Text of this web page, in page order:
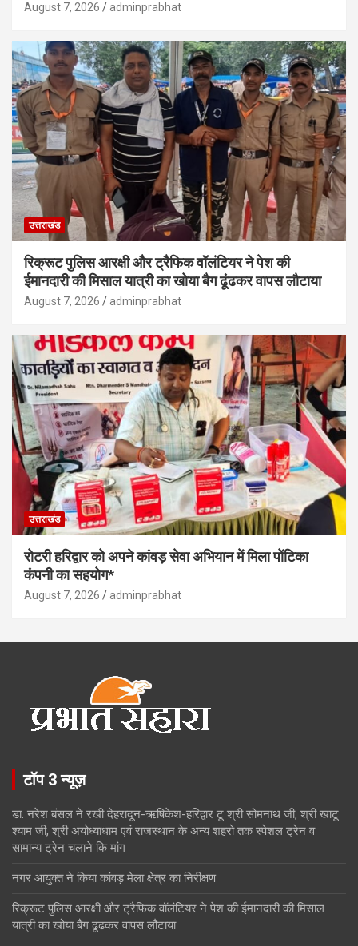
August 7, 2026 adminprabhat
उत्तराखंड
रिक्रूट पुलिस आरक्षी और ट्रैफिक वॉलंटियर ने पेश की
ईमानदारी की मिसाल यात्री का खोया बैग ढूंढकर वापस लौटाया
August 7, 2026 adminprabhat
उत्तराखंड
रोटरी हरिद्वार को अपने कांवड़ सेवा अभियान में मिला पोंटिका
कंपनी का सहयोग*
August 7, 2026 adminprabhat
टॉप 3 न्यूज़
डा. नरेश बंसल ने रखी देहरादून-ऋषिकेश-हरिद्वार टू श्री सोमनाथ जी, श्री खाटू
श्याम जी, श्री अयोध्याधाम एवं राजस्थान के अन्य शहरो तक स्पेशल ट्रेन व
सामान्य ट्रेन चलाने कि मांग
नगर आयुक्त ने किया कांवड़ मेला क्षेत्र का निरीक्षण
रिक्रूट पुलिस आरक्षी और ट्रैफिक वॉलंटियर ने पेश की ईमानदारी की मिसाल
यात्री का खोया बैग ढूंढकर वापस लौटाया